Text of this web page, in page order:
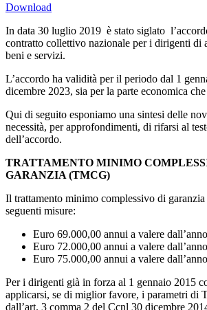
Download
In data 30 luglio 2019 è stato siglato
contratto collettivo nazionale per i dirigenti di
beni e servizi.
L’accordo ha validità per il periodo dal 1
dicembre 2023, sia per la parte economica
Qui di seguito esponiamo una sintesi delle
necessità, per approfondimenti, di rifarsi al
dell’accordo.
TRATTAMENTO MINIMO
GARANZIA (TMCG)
Il trattamento minimo complessivo di
seguenti misure:
Euro 69.000,00 annui a valere
Euro 72.000,00 annui a valere
Euro 75.000,00 annui a valere
Per i dirigenti già in forza al 1 gennaio 2015
applicarsi, se di miglior favore, i parametri di
dall’art. 3 comma 2 del Ccnl 30 dicembre